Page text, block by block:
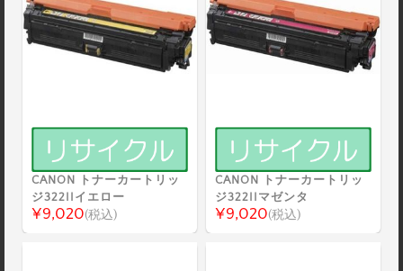
CANON トナーカートリッ
ジ322IIイエロー
¥9,020(税込)
CANON トナーカートリッ
ジ322IIマゼンタ
¥9,020(税込)